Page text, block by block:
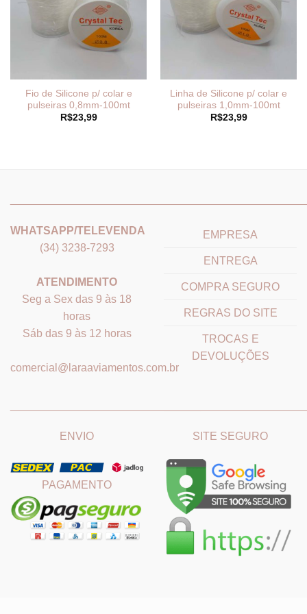
Fio de Silicone p/ colar e
pulseiras 0,8mm-100mt
R$23,99
Linha de Silicone p/ colar e
pulseiras 1,0mm-100mt
R$23,99
WHATSAPP/TELEVENDA
(34) 3238-7293
ATENDIMENTO
Seg a Sex das 9 às 18
horas
Sáb das 9 às 12 horas
comercial@laraaviamentos.com.br
EMPRESA
ENTREGA
COMPRA SEGURO
REGRAS DO SITE
TROCAS E
DEVOLUÇÕES
ENVIO
PAGAMENTO
SITE SEGURO